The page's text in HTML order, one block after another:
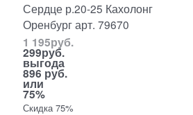
Сердце р.20-25 Кахолонг
Оренбург арт. 79670
1 195руб.
299руб.
выгода
896 руб.
или
75%
Скидка 75%